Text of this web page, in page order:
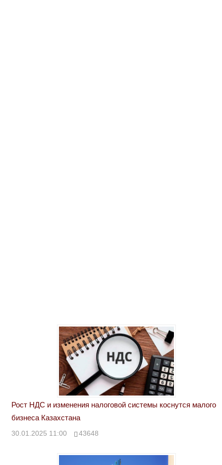
Рост НДС и изменения налоговой системы коснутся малого
бизнеса Казахстана
30.01.2025 11:00 43648